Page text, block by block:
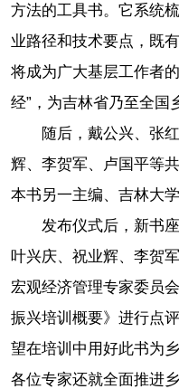
方法的工具书。它系统
业路径和技术要点，既
将成为广大基层工作者
经”，为吉林省乃至全国
随后，戴公兴、张
辉、李贺军、卢国平等
本书另一主编、吉林大
发布仪式后，新书
叶兴庆、祝业辉、李贺
宏观经济管理专家委员
振兴培训概要》进行点
望在培训中用好此书为
各位专家还就全面推进